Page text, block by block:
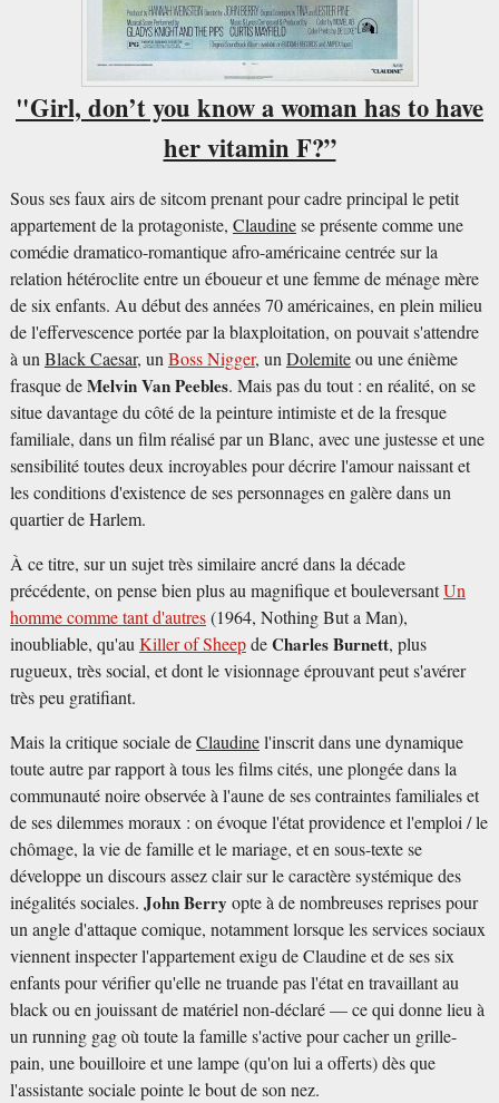
"Girl, don’t you know a woman has to have
her vitamin F?”
Sous ses faux airs de sitcom prenant pour cadre principal le petit
appartement de la protagoniste, Claudinese présente comme une
comédie dramatico-romantique afro-américaine centrée sur la
relation hétéroclite entre un éboueur et une femme de ménage mère
de six enfants. Au début des années 70 américaines, en plein milieu
de l'effervescence portée par la blaxploitation, on pouvait s'attendre
à unBlack Caesar, unBoss Nigger, unDolemiteou une énième
frasque deMelvin Van Peebles. Mais pas du tout : en réalité, on se
situe davantage du côté de la peinture intimiste et de la fresque
familiale, dans un film réalisé par un Blanc, avec une justesse et une
sensibilité toutes deux incroyables pour décrire l'amour naissant et
les conditions d'existence de ses personnages en galère dans un
quartier de Harlem.
À ce titre, sur un sujet très similaire ancré dans la décade
précédente, on pense bien plus au magnifique et bouleversantUn
homme comme tant d'autres(1964, Nothing But a Man),
inoubliable, qu'auKiller of SheepdeCharles Burnett, plus
rugueux, très social, et dont le visionnage éprouvant peut s'avérer
très peu gratifiant.
Mais la critique sociale deClaudinel'inscrit dans une dynamique
toute autre par rapport à tous les films cités, une plongée dans la
communauté noire observée à l'aune de ses contraintes familiales et
de ses dilemmes moraux : on évoque l'état providence et l'emploi / le
chômage, la vie de famille et le mariage, et en sous-texte se
développe un discours assez clair sur le caractère systémique des
inégalités sociales. John Berry opte à de nombreuses reprises pour
un angle d'attaque comique, notamment lorsque les services sociaux
viennent inspecter l'appartement exigu de Claudine et de ses six
enfants pour vérifier qu'elle ne truande pas l'état en travaillant au
black ou en jouissant de matériel non-déclaré — ce qui donne lieu à
un running gag où toute la famille s'active pour cacher un grille-
pain, une bouilloire et une lampe (qu'on lui a offerts) dès que
l'assistante sociale pointe le bout de son nez.